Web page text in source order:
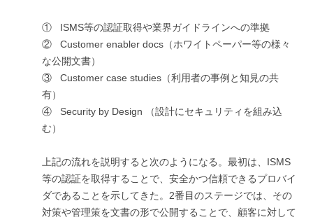
① ISMS等の認証取得や業界ガイドラインへの準拠
② Customer enabler docs（ホワイトペーパー等の様々
な公開文書）
③ Customer case studies（利用者の事例と知見の共
有）
④ Security by Design （設計にセキュリティを組み込
む）
上記の流れを説明すると次のようになる。最初は、ISMS
等の認証を取得することで、安全かつ信頼できるプロバイ
ダであることを示してきた。2番目のステージでは、その
対策や管理策を文書の形で公開することで、顧客に対して